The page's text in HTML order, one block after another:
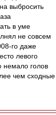
выбросить
в уме
не совсем
го даже
левого
немало голов
чем сходные